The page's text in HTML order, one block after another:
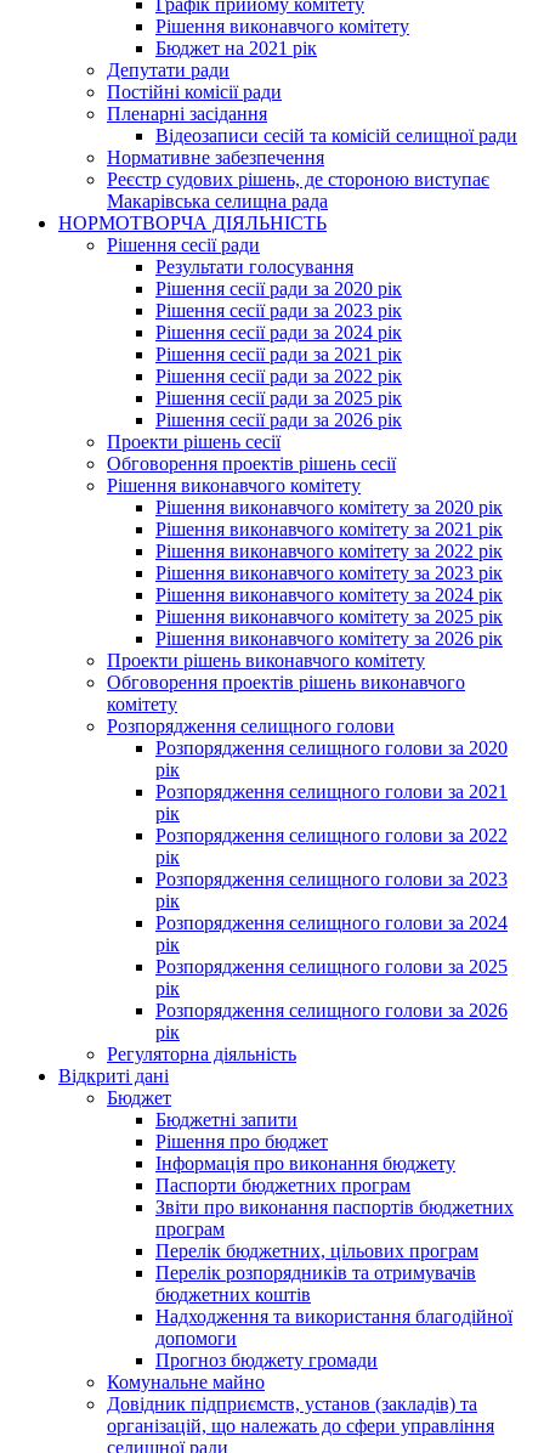
Графік прийому комітету
Рішення виконавчого комітету
Бюджет на 2021 рік
Депутати ради
Постійні комісії ради
Пленарні засідання
Відеозаписи сесій та комісій селищної ради
Нормативне забезпечення
Реєстр судових рішень, де стороною виступає
Макарівська селищна рада
НОРМОТВОРЧА ДІЯЛЬНІСТЬ
Рішення сесії ради
Результати голосування
Рішення сесії ради за 2020 рік
Рішення сесії ради за 2023 рік
Рішення сесії ради за 2024 рік
Рішення сесії ради за 2021 рік
Рішення сесії ради за 2022 рік
Рішення сесії ради за 2025 рік
Рішення сесії ради за 2026 рік
Проекти рішень сесії
Обговорення проектів рішень сесії
Рішення виконавчого комітету
Рішення виконавчого комітету за 2020 рік
Рішення виконавчого комітету за 2021 рік
Рішення виконавчого комітету за 2022 рік
Рішення виконавчого комітету за 2023 рік
Рішення виконавчого комітету за 2024 рік
Рішення виконавчого комітету за 2025 рік
Рішення виконавчого комітету за 2026 рік
Проекти рішень виконавчого комітету
Обговорення проектів рішень виконавчого
комітету
Розпорядження селищного голови
Розпорядження селищного голови за 2020
рік
Розпорядження селищного голови за 2021
рік
Розпорядження селищного голови за 2022
рік
Розпорядження селищного голови за 2023
рік
Розпорядження селищного голови за 2024
рік
Розпорядження селищного голови за 2025
рік
Розпорядження селищного голови за 2026
рік
Регуляторна діяльність
Відкриті дані
Бюджет
Бюджетні запити
Рішення про бюджет
Інформація про виконання бюджету
Паспорти бюджетних програм
Звіти про виконання паспортів бюджетних
програм
Перелік бюджетних, цільових програм
Перелік розпорядників та отримувачів
бюджетних коштів
Надходження та використання благодійної
допомоги
Прогноз бюджету громади
Комунальне майно
Довідник підприємств, установ (закладів) та
організацій, що належать до сфери управління
селищної ради